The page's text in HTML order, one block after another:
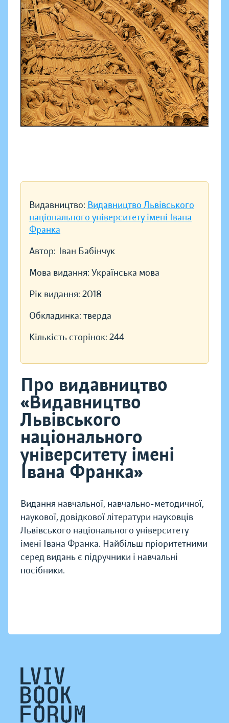
Видавництво: Видавництво Львівського
національного університету імені Івана
Франка
Автор: Іван Бабінчук
Мова видання: Українська мова
Рік видання: 2018
Обкладинка: тверда
Кількість сторінок: 244
Про видавництво
«Видавництво
Львівського
національного
університету імені
Івана Франка»
Видання навчальної, навчально-методичної,
наукової, довідкової літератури науковців
Львівського національного університету
імені Івана Франка. Найбільш пріоритетними
серед видань є підручники і навчальні
посібники.